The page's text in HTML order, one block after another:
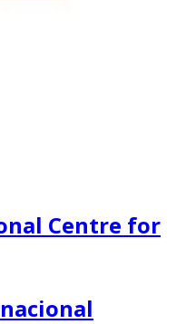
Centre for